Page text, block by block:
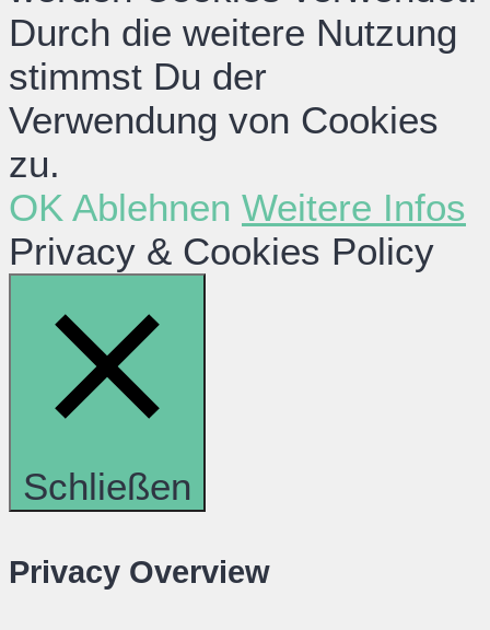
Durch die weitere Nutzung
stimmst Du der
Verwendung von Cookies
zu.
OK Ablehnen Weitere Infos
Privacy & Cookies Policy
Schließen
Privacy Overview